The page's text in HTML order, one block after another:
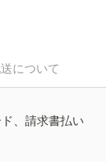
について
、請求書払い